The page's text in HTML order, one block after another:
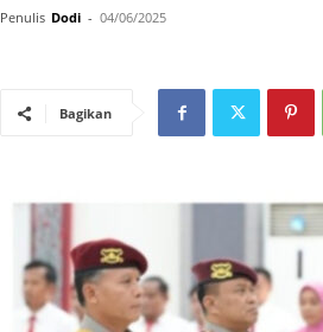
Penulis Dodi - 04/06/2025
Bagikan